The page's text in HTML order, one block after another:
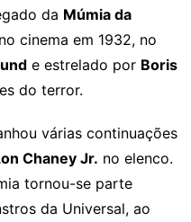
da Múmia da
cinema em 1932, no
e estrelado por Boris
do terror.
várias continuações
Chaney Jr. no elenco.
tornou-se parte
da Universal, ao